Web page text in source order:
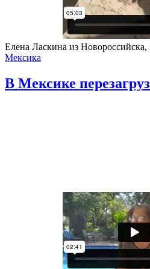
Елена Ласкина из Новороссийска,
Мексика
В Мексике